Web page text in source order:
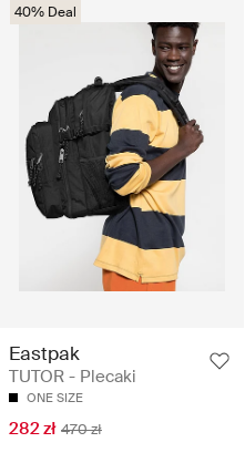
40% Deal
Eastpak
TUTOR - Plecaki
ONE SIZE
282 zł 470 zł